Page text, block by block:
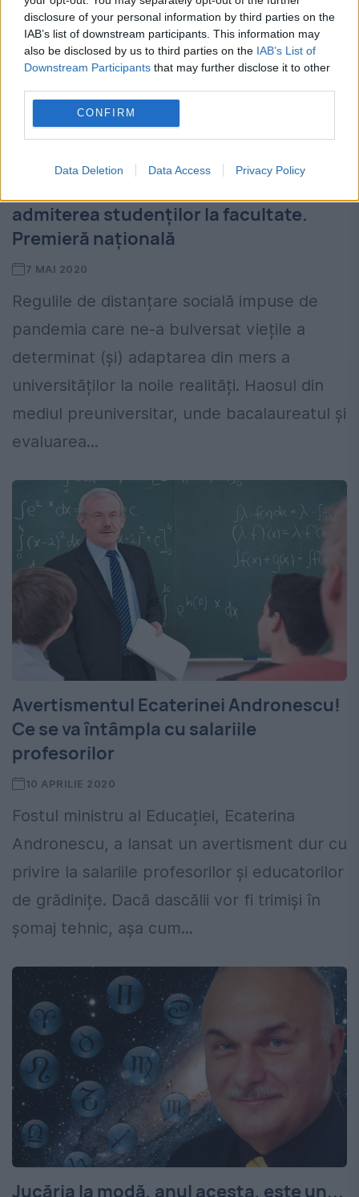
disclosure of your personal information by third parties on the
IAB’s list of downstream participants. This information may
also be disclosed by us to third parties on the IAB’s List of
Downstream Participants that may further disclose it to other
CONFIRM
Data Deletion Data Access Privacy Policy
pornit de la remarca deputatului PNL Florin
Roman prin care acesta a declarat că...
admiterea studenților la facultate.
Premieră națională
7 MAI 2020
Regulile de distanțare socială impuse de
pandemia care ne-a bulversat viețile a
determinat (și) adaptarea din mers a
universităților la noile realități. Haosul din
mediul preuniversitar, unde bacalaureatul și
evaluarea...
Avertismentul Ecaterinei Andronescu!
Ce se va întâmpla cu salariile
profesorilor
10 APRILIE 2020
Fostul ministru al Educației, Ecaterina
Andronescu, a lansat un avertisment dur cu
privire la salariile profesorilor și educatorilor
de grădinițe. Dacă dascălii vor fi trimiși în
șomaj tehnic, așa cum...
Jucăria la modă, anul acesta, este un...